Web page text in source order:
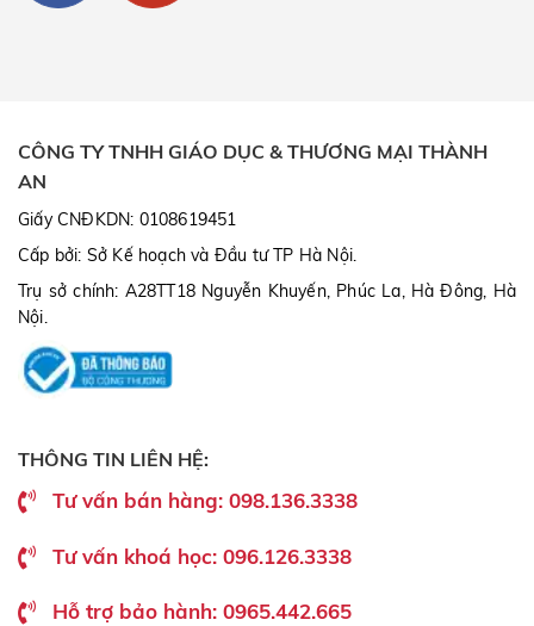
CÔNG TY TNHH GIÁO DỤC & THƯƠNG MẠI THÀNH
AN
Giấy CNĐKDN: 0108619451
Cấp bởi: Sở Kế hoạch và Đầu tư TP Hà Nội.
Trụ sở chính: A28TT18 Nguyễn Khuyến, Phúc La, Hà Đông, Hà
Nội.
THÔNG TIN LIÊN HỆ:
Tư vấn bán hàng: 098.136.3338
Tư vấn khoá học: 096.126.3338
Hỗ trợ bảo hành: 0965.442.665